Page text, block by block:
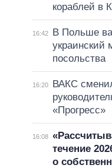
кораблей в
16:42
В Польше
украинский
посольства
16:20
ВАКС
«Прогресс»
16:08
течение
о